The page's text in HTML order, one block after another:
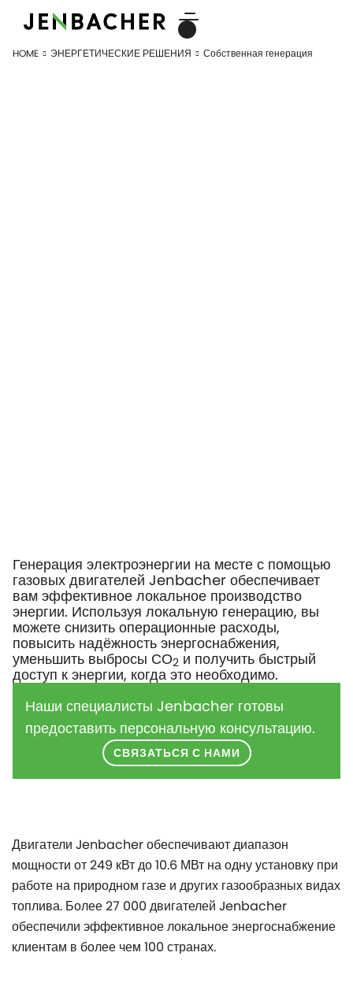
HOME ЭНЕРГЕТИЧЕСКИЕ РЕШЕНИЯ Собственная генерация
Генерация электроэнергии на месте с помощью
газовых двигателей Jenbacher обеспечивает
вам эффективное локальное производство
энергии. Используя локальную генерацию, вы
можете снизить операционные расходы,
повысить надёжность энергоснабжения,
уменьшить выбросы СО2 и получить быстрый
доступ к энергии, когда это необходимо.
Наши специалисты Jenbacher готовы
предоставить персональную консультацию.
СВЯЗАТЬСЯ С НАМИ
Двигатели Jenbacher обеспечивают диапазон
мощности от 249 кВт до 10.6 МВт на одну установку при
работе на природном газе и других газообразных видах
топлива. Более 27 000 двигателей Jenbacher
обеспечили эффективное локальное энергоснабжение
клиентам в более чем 100 странах.